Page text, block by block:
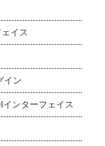
イス
イン
ンターフェイス